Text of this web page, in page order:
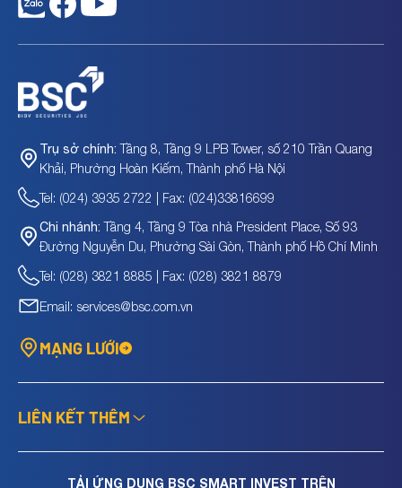
Trụ sở chính: Tầng 8, Tầng 9 LPB Tower, số 210 Trần Quang
Khải, Phường Hoàn Kiếm, Thành phố Hà Nội
Tel: (024) 3935 2722 | Fax: (024)33816699
Chi nhánh: Tầng 4, Tầng 9 Tòa nhà President Place, Số 93
Đường Nguyễn Du, Phường Sài Gòn, Thành phố Hồ Chí Minh
Tel: (028) 3821 8885 | Fax: (028) 3821 8879
Email: services@bsc.com.vn
MẠNG LƯỚI
LIÊN KẾT THÊM
TẢI ỨNG DỤNG BSC SMART INVEST TRÊN